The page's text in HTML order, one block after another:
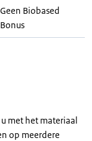
Geen Biobased
Bonus
met het materiaal
op meerdere